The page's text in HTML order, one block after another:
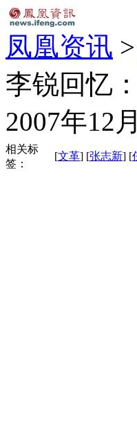
凤凰资讯 >
李锐回忆
2007年12
相关标
签：
[文革] [张志新] [